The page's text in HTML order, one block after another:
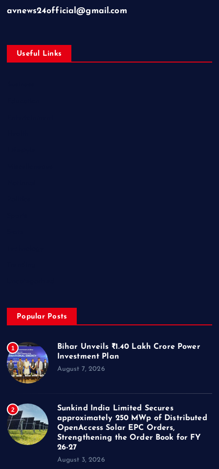
avnews24official@gmail.com
Useful Links
Popular Posts
1
Bihar Unveils ₹1.40 Lakh Crore Power
Investment Plan
August 7, 2026
2
Sunkind India Limited Secures
approximately 250 MWp of Distributed
OpenAccess Solar EPC Orders,
Strengthening the Order Book for FY
26-27
August 3, 2026